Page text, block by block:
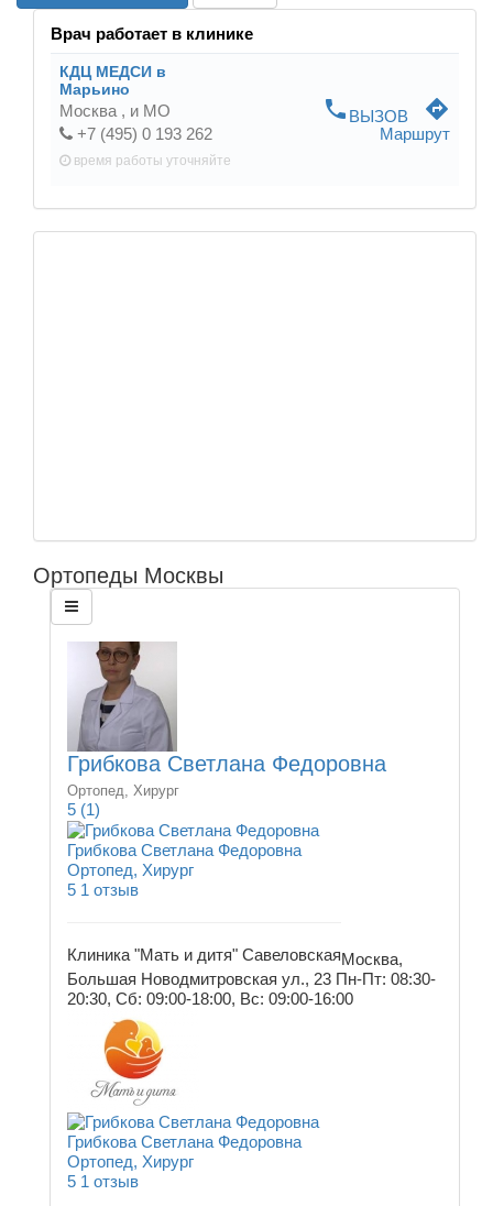
Врач работает в клинике
КДЦ МЕДСИ в
Марьино
Москва , и МО
+7 (495) 0 193 262
время работы уточняйте
phone ВЫЗОВ directions
Маршрут
Ортопеды Москвы
Грибкова Светлана Федоровна
Ортопед, Хирург
5 (1)
Грибкова Светлана Федоровна
Ортопед, Хирург
5 1 отзыв
Клиника "Мать и дитя" СавеловскаяМосква,
Большая Новодмитровская ул., 23 Пн-Пт: 08:30-
20:30, Сб: 09:00-18:00, Вс: 09:00-16:00
Грибкова Светлана Федоровна
Ортопед, Хирург
5 1 отзыв